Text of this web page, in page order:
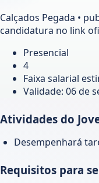
Calçados Pegada •
candidatura no link
Presencial
4
Faixa salarial
Validade: 06 de
Atividades do
Desempenhará
Requisitos para